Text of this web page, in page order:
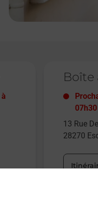
à
Boîte
07h30
13 Rue
28270